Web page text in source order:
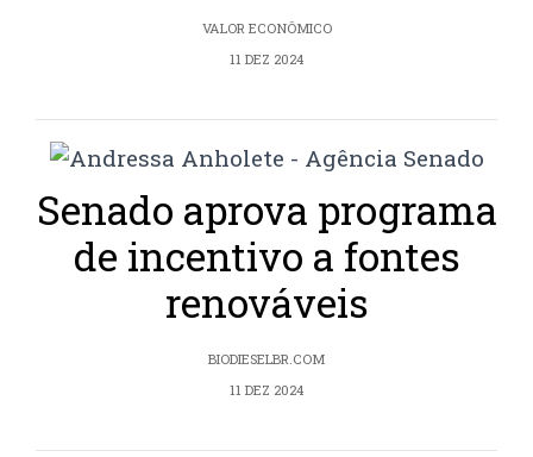
VALOR ECONÔMICO
11 DEZ 2024
Senado aprova programa
de incentivo a fontes
renováveis
BIODIESELBR.COM
11 DEZ 2024